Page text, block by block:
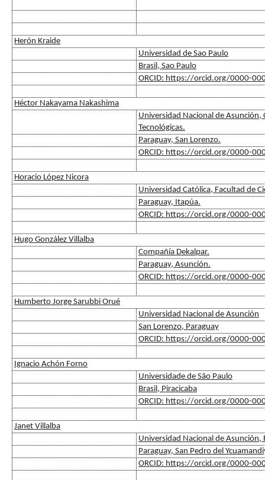
Herón Kraide
Universidad de Sao Paulo
Brasil, Sao Paulo
ORCID: https://orcid.org/0000-
Héctor Nakayama Nakashima
Universidad Nacional de
Tecnológicas.
Paraguay, San Lorenzo.
ORCID: https://orcid.org/0000-
Horacio López Nicora
Universidad Católica, Facultad de
Paraguay, Itapúa.
ORCID: https://orcid.org/0000-
Hugo González Villalba
Compañía Dekalpar.
Paraguay, Asunción.
ORCID: https://orcid.org/0000-
Humberto Jorge Sarubbi Orué
Universidad Nacional de Asunción
San Lorenzo, Paraguay
ORCID: https://orcid.org/0000-
Ignacio Achón Forno
Universidade de São Paulo
Brasil, Piracicaba
ORCID: https://orcid.org/0000-
Janet Villalba
Universidad Nacional de Asunción,
Paraguay, San Pedro del
ORCID: https://orcid.org/0000-